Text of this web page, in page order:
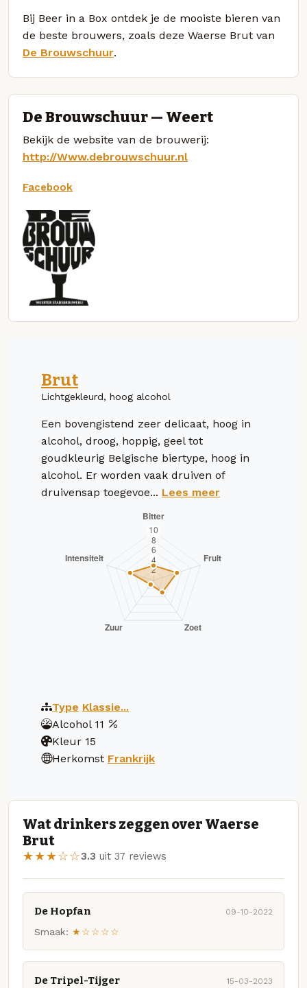
Bij Beer in a Box ontdek je de mooiste bieren van
de beste brouwers, zoals deze Waerse Brut van
De Brouwschuur.
De Brouwschuur — Weert
Bekijk de website van de brouwerij:
http://Www.debrouwschuur.nl
Facebook
Brut
Lichtgekleurd, hoog alcohol
Een bovengistend zeer delicaat, hoog in
alcohol, droog, hoppig, geel tot
goudkleurig Belgische biertype, hoog in
alcohol. Er worden vaak druiven of
druivensap toegevoe... Lees meer
Type Klassie...
Alcohol 11
Kleur 15
Herkomst Frankrijk
Wat drinkers zeggen over Waerse
Brut
★★★☆☆3.3 uit 37 reviews
De Hopfan 09-10-2022
Smaak: ★☆☆☆☆
De Tripel-Tijger 15-03-2023